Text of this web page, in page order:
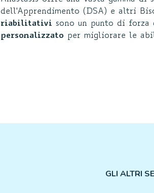
dell'Apprendimento (DSA) e altri
riabilitativi sono un punto di forza
personalizzato per migliorare le
GLI ALTRI